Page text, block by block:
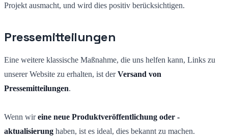
Projekt ausmacht, und wird dies positiv berücksichtigen.
Pressemitteilungen
Eine weitere klassische Maßnahme, die uns helfen kann, Links zu
unserer Website zu erhalten, ist derVersand von
Pressemitteilungen.
Wenn wireine neue Produktveröffentlichung oder -
aktualisierung haben, ist es ideal, dies bekannt zu machen.